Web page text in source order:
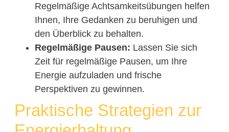
Regelmäßige Achtsamkeitsübungen helfen
Ihnen, Ihre Gedanken zu beruhigen und
den Überblick zu behalten.
Regelmäßige Pausen: Lassen Sie sich
Zeit für regelmäßige Pausen, um Ihre
Energie aufzuladen und frische
Perspektiven zu gewinnen.
Praktische Strategien zur